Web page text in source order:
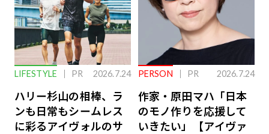
LIFESTYLE PR 2026.7.24
ハリー杉山の相棒、ラ
ンも日常もシームレス
に彩るアイヴォルのサ
PERSON PR 2026.7.24
作家・原田マハ「日本
のモノ作りを応援して
いきたい」【アイヴァ